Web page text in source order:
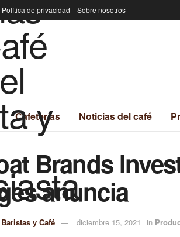
Política de privacidad Sobre nosotros
Cafeterías Noticias del café
Brands
anuncia
Baristas y Café diciembre 15, 2021 in